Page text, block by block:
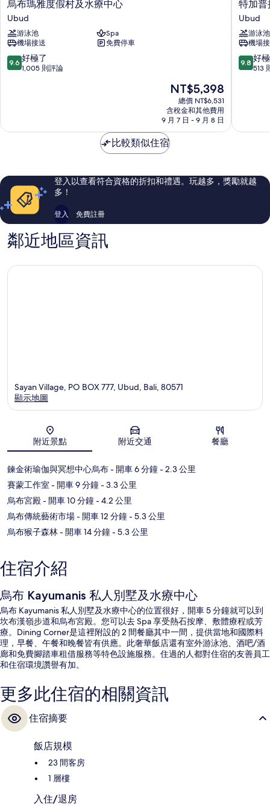
布
瑪
雅
度
假
村
Ubud
烏布瑪雅度假村及水療中心
Ubud
游泳池
Spa
機場接送
免費停車
9.6
分，
極
評
論
9.6 好極了
1,005 則評論
現
價
格
為
NT$5,398
NT$5,398
總價 NT$6,531
含稅金和其他費用
9 月 7 日 - 9 月 8 日
加
普
拉
納
度
假
心
特加普
Ubud
游泳池
機場
9.8
分，
極
評
論
9.8 好
513
比較類似住宿
登入以查看符合資格的折扣和禮遇。玩越多，獎勵就越
多！
登入 免費註冊
鄰近地區資訊
地圖
Sayan Village, PO BOX 777, Ubud, Bali, 80571
顯示地圖
附近景點 附近交通 餐廳
鍊金術瑜伽與冥想中心烏布- 開車 6 分鐘- 2.3 公里
賽蒙工作室 - 開車 9 分鐘- 3.3 公里
烏布宮殿- 開車 10 分鐘- 4.2 公里
烏布傳統藝術市場- 開車 12 分鐘- 5.3 公里
烏布猴子森林- 開車 14 分鐘- 5.3 公里
住宿介紹
烏布 Kayumanis 私人別墅及水療中心
烏布 Kayumanis 私人別墅及水療中心的位置很好，開車 5 分鐘就可以到
坎布漢嶺步道和烏布宮殿。您可以去 Spa 享受熱石按摩、敷體療程或芳
療。Dining Corner是這裡附設的 2 間餐廳其中一間，提供當地和國際料
理，早餐、午餐和晚餐皆有供應。此奢華飯店還有室外游泳池、酒吧/酒
廊和免費腳踏車租借服務等特色設施服務。住過的人都對住宿的友善員工
和住宿環境讚譽有加。
更多此住宿的相關資訊
住宿摘要
飯店規模
23 間客房
1 層樓
入住/退房